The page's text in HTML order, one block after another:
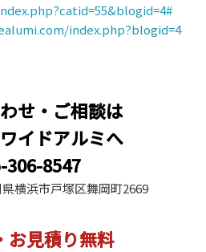
index.php?blogid=4
せ・ご相談は
イドアルミへ
306-8547
横浜市戸塚区舞岡町2669
お見積り無料